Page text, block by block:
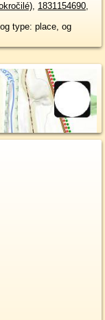
, 1831154690,
type: place, og